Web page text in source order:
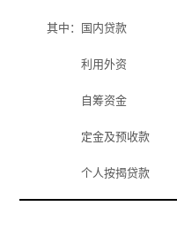
其中：国内贷款
利用外资
自筹资金
定金及预收款
个人按揭贷款